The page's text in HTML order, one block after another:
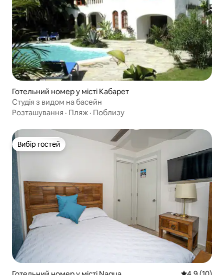
Готельний номер у місті Кабарет
Студія з видом на басейн
Розташування · Пляж · Поблизу
Вибір гостей
Вибір гостей